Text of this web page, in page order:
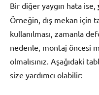
Bir diğer yaygın hata ise,
Örneğin, dış mekan için
kullanılması, zamanla
nedenle, montaj öncesi
olmalısınız. Aşağıdaki
size yardımcı olabilir: